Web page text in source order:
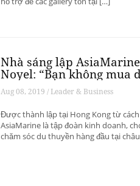
Nhà sáng lập
Noyel: “Bạn không mua
để đầu tư sinh lời”
Aug 08, 2019 / Leader & Business
Được thành lập tại Hong Kong từ cách
AsiaMarine là tập đoàn kinh doanh,
chăm sóc du thuyền hàng đầu tại